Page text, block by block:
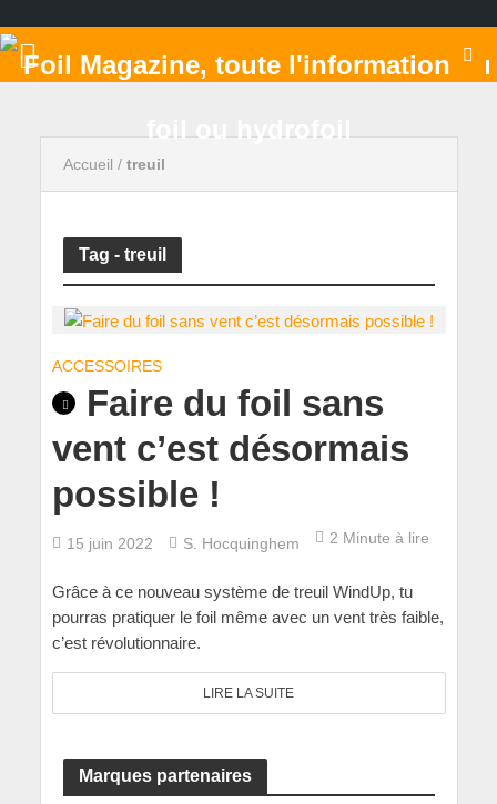
Accueil / treuil
Tag - treuil
ACCESSOIRES
Faire du foil sans
vent c’est désormais
possible !
15 juin 2022 S. Hocquinghem 2 Minute à lire
Grâce à ce nouveau système de treuil WindUp, tu
pourras pratiquer le foil même avec un vent très faible,
c’est révolutionnaire.
LIRE LA SUITE
Marques partenaires